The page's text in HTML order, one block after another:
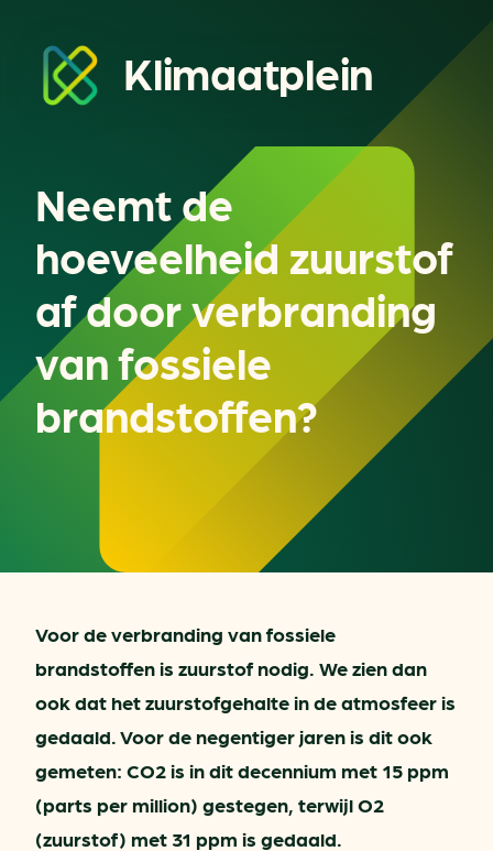
Klimaatplein
Neemt de
hoeveelheid zuurstof
af door verbranding
van fossiele
brandstoffen?
Voor de verbranding van fossiele
brandstoffen is zuurstof nodig. We zien dan
ook dat het zuurstofgehalte in de atmosfeer is
gedaald. Voor de negentiger jaren is dit ook
gemeten: CO2 is in dit decennium met 15 ppm
(parts per million) gestegen, terwijl O2
(zuurstof) met 31 ppm is gedaald.